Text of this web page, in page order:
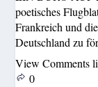
poetisches
Frankreich und
Deutschland zu
View Comments
0